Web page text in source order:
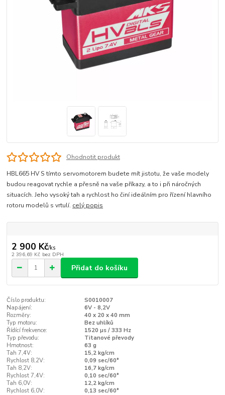
Ohodnotit produkt
HBL665 HV S tímto servomotorem budete mít jistotu, že vaše modely
budou reagovat rychle a přesně na vaše příkazy, a to i při náročných
situacích. Jeho vysoký tah a rychlost ho činí ideálním pro řízení hlavního
rotoru modelů s vrtulí. celý popis
2 900 Kč/ks
2 396,69 Kč bez DPH
Přidat do košíku
Číslo produktu:
S0010007
Napájení:
6V - 8,2V
Rozměry:
40 x 20 x 40 mm
Typ motoru:
Bez uhlíků
Řídící frekvence:
1520 µs / 333 Hz
Typ převodu:
Titanové převody
Hmotnost:
63 g
Tah 7,4V:
15,2 kg/cm
Rychlost 8,2V:
0,09 sec/60°
Tah 8,2V:
16,7 kg/cm
Rychlost 7,4V:
0,10 sec/60°
Tah 6,0V:
12,2 kg/cm
Rychlost 6,0V:
0,13 sec/60°